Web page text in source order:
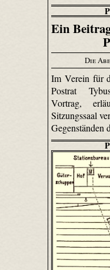
Ein
Die
Im Verein für
Postrat
Vortrag,
Sitzungssaal
Gegenständen